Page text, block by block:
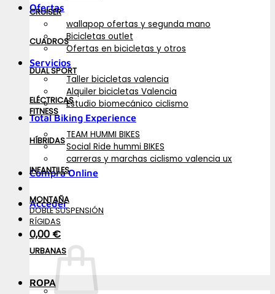
Ofertas
wallapop ofertas y segunda mano
Bicicletas outlet
Ofertas en bicicletas y otros
Servicios
Taller bicicletas valencia
Alquiler bicicletas Valencia
Estudio biomecánico ciclismo
Total Biking Experience
TEAM HUMMI BIKES
Social Ride hummi BIKES
carreras y marchas ciclismo valencia ux
Compra Online
Acceder
0,00 €
CRUISER
CUADROS
DUAL SPORT
ELÉCTRICAS
FITNESS
HÍBRIDAS
INFANTILES
MONTAÑA
DOBLE SUSPENSIÓN
RÍGIDAS
URBANAS
ROPA